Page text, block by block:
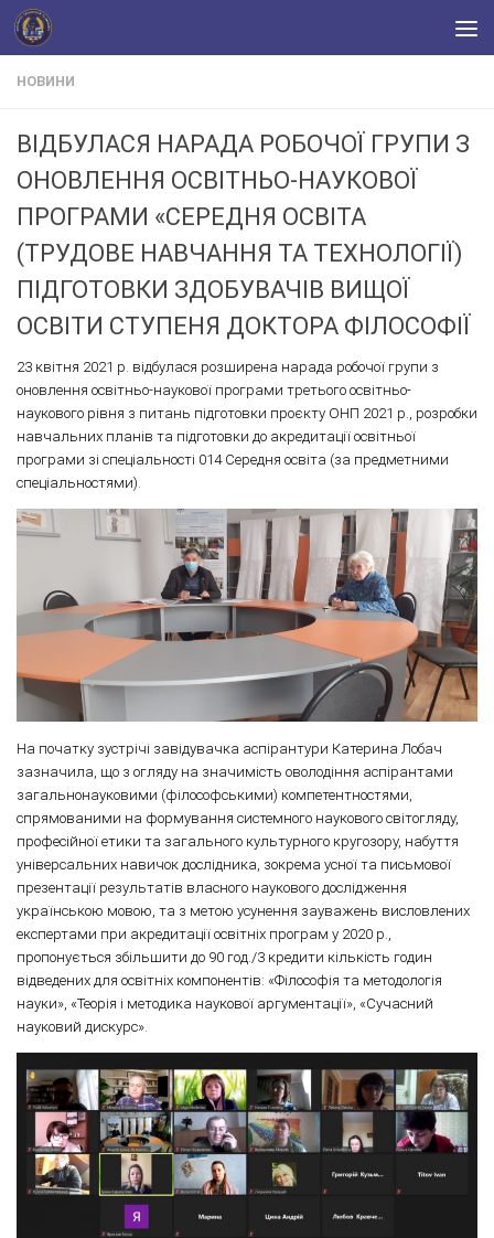
Skip to content
НОВИНИ
ВІДБУЛАСЯ НАРАДА РОБОЧОЇ ГРУПИ З
ОНОВЛЕННЯ ОСВІТНЬО-НАУКОВОЇ
ПРОГРАМИ «СЕРЕДНЯ ОСВІТА
(ТРУДОВЕ НАВЧАННЯ ТА ТЕХНОЛОГІЇ)
ПІДГОТОВКИ ЗДОБУВАЧІВ ВИЩОЇ
ОСВІТИ СТУПЕНЯ ДОКТОРА ФІЛОСОФІЇ
23 квітня 2021 р. відбулася розширена нарада робочої групи з
оновлення освітньо-наукової програми третього освітньо-
наукового рівня з питань підготовки проєкту ОНП 2021 р., розробки
навчальних планів та підготовки до акредитації освітньої
програми зі спеціальності 014 Середня освіта (за предметними
спеціальностями).
На початку зустрічі завідувачка аспірантури Катерина Лобач
зазначила, що з огляду на значимість оволодіння аспірантами
загальнонауковими (філософськими) компетентностями,
спрямованими на формування системного наукового світогляду,
професійної етики та загального культурного кругозору, набуття
універсальних навичок дослідника, зокрема усної та письмової
презентації результатів власного наукового дослідження
українською мовою, та з метою усунення зауважень висловлених
експертами при акредитації освітніх програм у 2020 р.,
пропонується збільшити до 90 год./3 кредити кількість годин
відведених для освітніх компонентів: «Філософія та методологія
науки», «Теорія і методика наукової аргументації», «Сучасний
науковий дискурс».